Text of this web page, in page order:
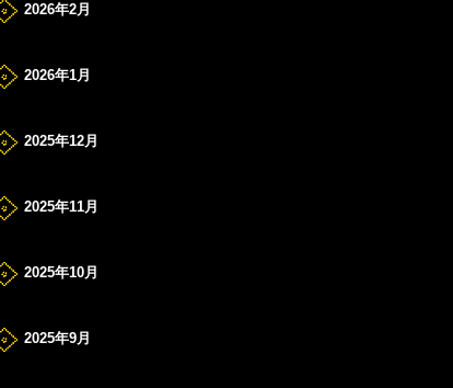
2026年2月
2026年1月
2025年12月
2025年11月
2025年10月
2025年9月